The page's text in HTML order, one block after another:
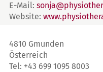
E-Mail:
Website:
4810 Gmunden
Österreich
Tel: +43 699 1095 8003